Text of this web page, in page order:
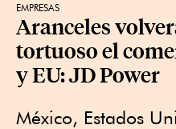
EMPRESAS
Aranceles
tortuoso el
y EU: JD Power
México, Estados